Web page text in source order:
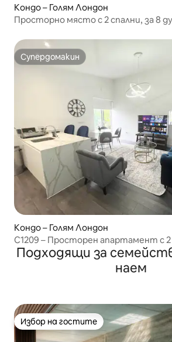
Кондо – Голям Лондон
Просторно място с 2 спални, за 8
Супердомакин
Супердомакин
Кондо – Голям Лондон
C1209 – Просторен апартамент с 2
Подходящи за
наем
Избор на гостите
Избор на гостите